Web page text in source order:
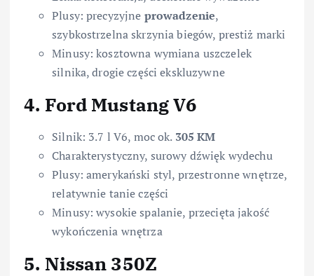
Plusy: precyzyjne prowadzenie,
szybkostrzelna skrzynia biegów, prestiż marki
Minusy: kosztowna wymiana uszczelek
silnika, drogie części ekskluzywne
4. Ford Mustang V6
Silnik: 3.7 l V6, moc ok. 305 KM
Charakterystyczny, surowy dźwięk wydechu
Plusy: amerykański styl, przestronne wnętrze,
relatywnie tanie części
Minusy: wysokie spalanie, przecięta jakość
wykończenia wnętrza
5. Nissan 350Z